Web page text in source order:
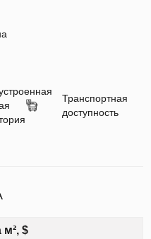
Транспортная
доступность
м², $